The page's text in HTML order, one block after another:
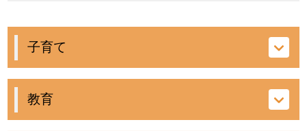
子育て
教育